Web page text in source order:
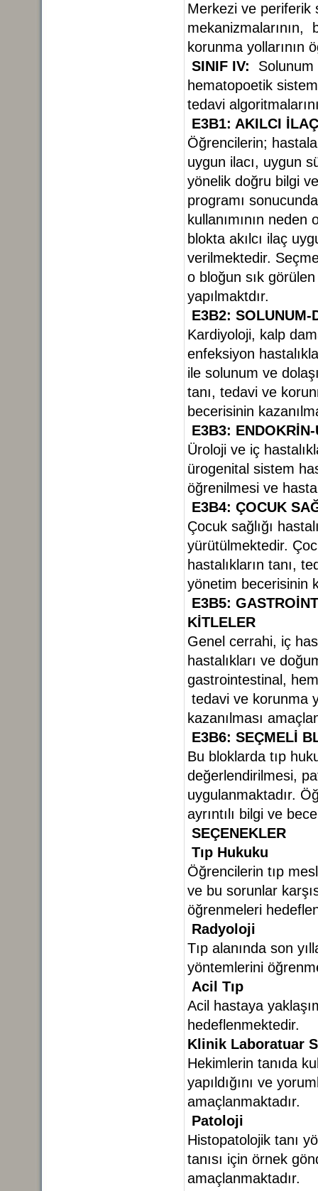
Merkezi ve periferik
mekanizmalarının,
korunma yollarının
SINIF IV: Solunum
hematopoetik
tedavi
E3B1: AKILCI İLAÇ
Öğrencilerin;
uygun ilacı, uygun
yönelik doğru bilgi
programı
kullanımının
blokta akılcı ilaç
verilmektedir.
o bloğun sık görülen
yapılmaktdır.
E3B2: SOLUNUM-
Kardiyoloji, kalp
enfeksiyon
ile solunum ve
tanı, tedavi ve
becerisinin
E3B3:
Üroloji ve iç
ürogenital sistem
öğrenilmesi ve
E3B4: ÇOCUK
Çocuk sağlığı
yürütülmektedir.
hastalıkların tanı,
yönetim becerisinin
E3B5:
KİTLELER
Genel cerrahi, iç
hastalıkları ve
gastrointestinal,
tedavi ve korunma
kazanılması
E3B6: SEÇMELİ
Bu bloklarda tıp
değerlendirilmesi,
uygulanmaktadır.
ayrıntılı bilgi ve
SEÇENEKLER
Tıp Hukuku
Öğrencilerin tıp
ve bu sorunlar
öğrenmeleri
Radyoloji
Tıp alanında son
yöntemlerini
Acil Tıp
Acil hastaya
hedeflenmektedir.
Klinik Laboratuar
Hekimlerin tanıda
yapıldığını ve
amaçlanmaktadır.
Patoloji
Histopatolojik tanı
tanısı için örnek
amaçlanmaktadır.